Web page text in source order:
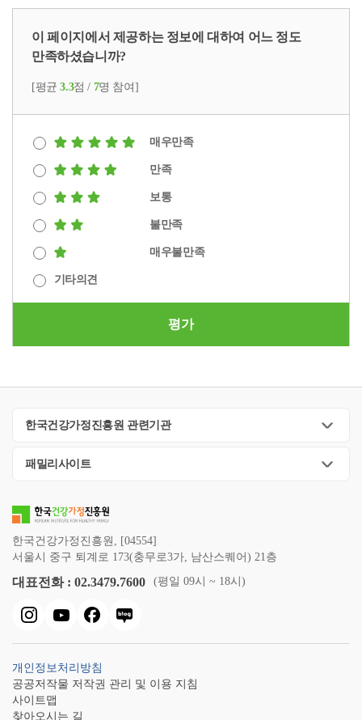
이 페이지에서 제공하는 정보에 대하여 어느 정도
만족하셨습니까?
[평균3.3점 / 7명 참여]
매우만족
만족
보통
불만족
매우불만족
기타의견
평가
한국건강가정진흥원 관련기관
패밀리사이트
한국건강가정진흥원, [04554]
서울시 중구 퇴계로 173(충무로3가, 남산스퀘어) 21층
대표전화 : 02.3479.7600 (평일 09시 ~ 18시)
개인정보처리방침
공공저작물 저작권 관리 및 이용 지침
사이트맵
찾아오시는 길